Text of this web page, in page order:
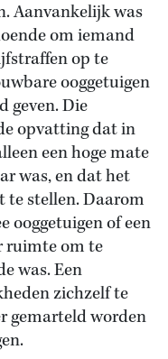
Aanvankelijk was
om iemand
op te
ooggetuigen
geven. Die
opvatting dat in
een hoge mate
was, en dat het
te stellen. Daarom
ooggetuigen of een
ruimte om te
was. Een
zichzelf te
gemarteld worden